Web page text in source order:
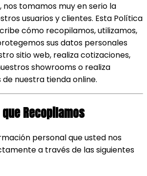
, nos tomamos muy en serio la
usuarios y clientes. Esta Política
cómo recopilamos, utilizamos,
sus datos personales
sitio web, realiza cotizaciones,
showrooms o realiza
nuestra tienda online.
Recopilamos
personal que usted nos
a través de las siguientes